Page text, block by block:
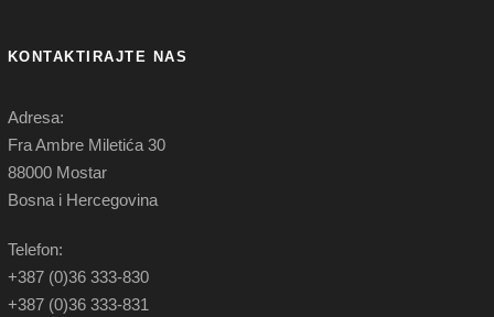
KONTAKTIRAJTE NAS
Adresa:
Fra Ambre Miletića 30
88000 Mostar
Bosna i Hercegovina
Telefon:
+387 (0)36 333-830
+387 (0)36 333-831